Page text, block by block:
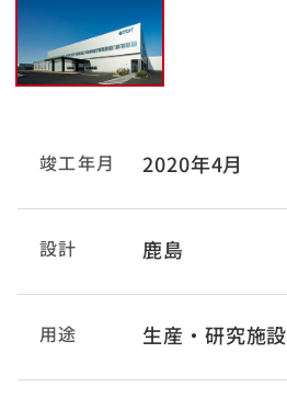
竣工年月 2020年4月
設計 鹿島
用途 生産・研究施設